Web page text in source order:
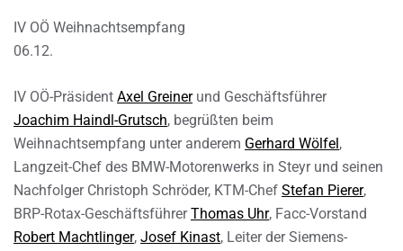
IV OÖ Weihnachtsempfang
06.12.
IV OÖ-Präsident Axel Greinerund Geschäftsführer
Joachim Haindl-Grutsch, begrüßten beim
Weihnachtsempfang unter anderem Gerhard Wölfel,
Langzeit-Chef des BMW-Motorenwerks in Steyr und seinen
Nachfolger Christoph Schröder, KTM-Chef Stefan Pierer,
BRP-Rotax-GeschäftsführerThomas Uhr, Facc-Vorstand
Robert Machtlinger, Josef Kinast, Leiter der Siemens-